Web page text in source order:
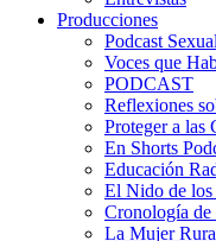
Producciones
Podcast
Voces que
PODCAST
Reflexiones
Proteger a las
En Shorts
Educación
El Nido de
Cronología de
La Mujer